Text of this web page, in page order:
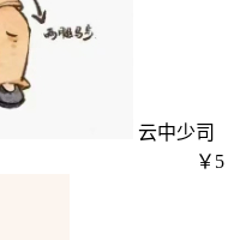
云中少司
￥5